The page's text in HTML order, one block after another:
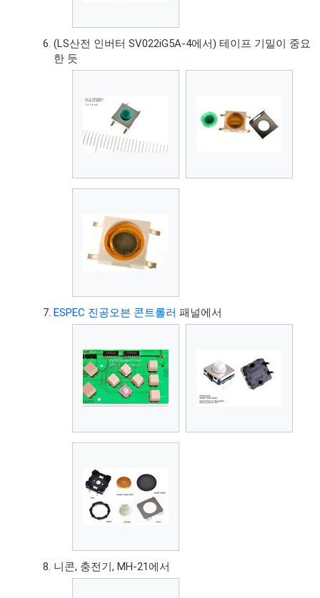
(LS산전 인버터 SV022iG5A-4에서) 테이프 기밀이 중요
한 듯
ESPEC 진공오븐 콘트롤러 패널에서
니콘, 충전기, MH-21에서